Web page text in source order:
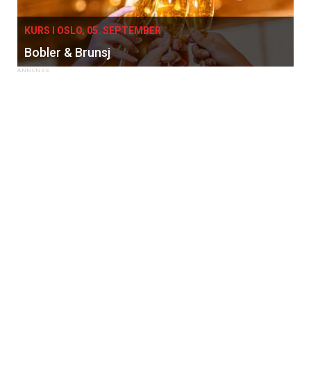
KURS I OSLO, 05. SEPTEMBER
Bobler & Brunsj